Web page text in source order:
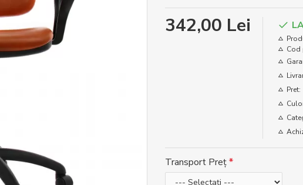
342,00 Lei
Cod
Pret:
Transport Preț